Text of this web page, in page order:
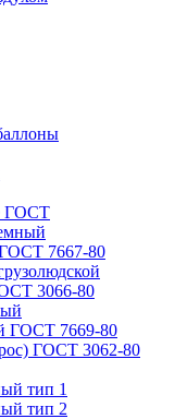
ГОСТ
7667-80
3066-80
ГОСТ 7669-80
ГОСТ 3062-80
тип 1
тип 2